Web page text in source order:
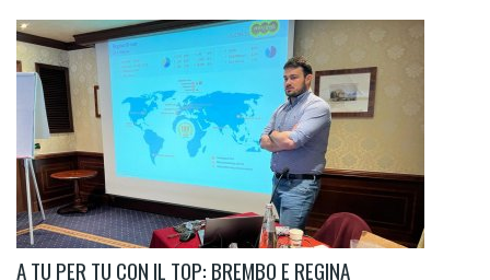
A TU PER TU CON IL TOP: BREMBO E REGINA